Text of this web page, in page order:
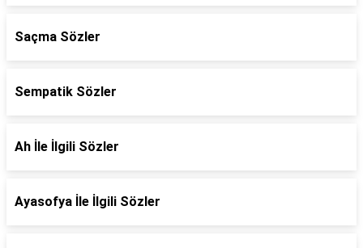
Saçma Sözler
Sempatik Sözler
Ah İle İlgili Sözler
Ayasofya İle İlgili Sözler